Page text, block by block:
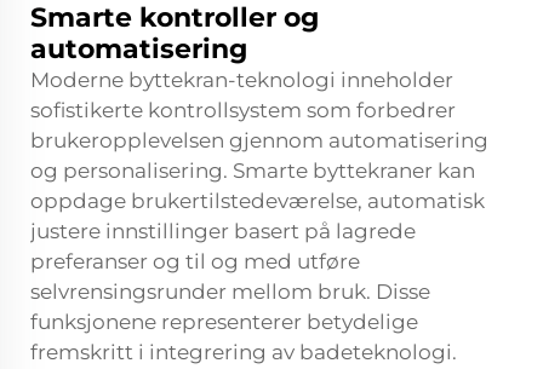
Smarte kontroller og
automatisering
Moderne byttekran-teknologi inneholder
sofistikerte kontrollsystem som forbedrer
brukeropplevelsen gjennom automatisering
og personalisering. Smarte byttekraner kan
oppdage brukertilstedeværelse, automatisk
justere innstillinger basert på lagrede
preferanser og til og med utføre
selvrensingsrunder mellom bruk. Disse
funksjonene representerer betydelige
fremskritt i integrering av badeteknologi.